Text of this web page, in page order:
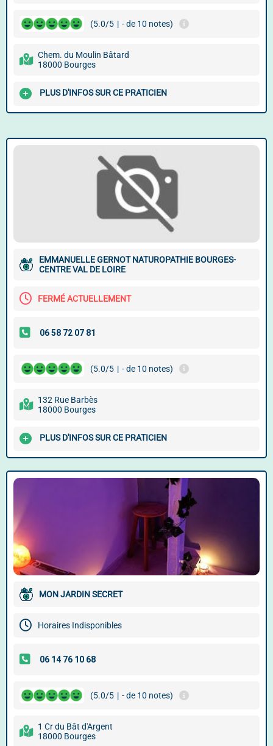
(5.0/5 | - de 10 notes)
Chem. du Moulin Bâtard
18000 Bourges
PLUS D'INFOS SUR CE PRATICIEN
EMMANUELLE GERNOT NATUROPATHIE BOURGES-
CENTRE VAL DE LOIRE
FERMÉ ACTUELLEMENT
(5.0/5 | - de 10 notes)
132 Rue Barbès
18000 Bourges
PLUS D'INFOS SUR CE PRATICIEN
MON JARDIN SECRET
Horaires Indisponibles
(5.0/5 | - de 10 notes)
1 Cr du Bât d'Argent
18000 Bourges